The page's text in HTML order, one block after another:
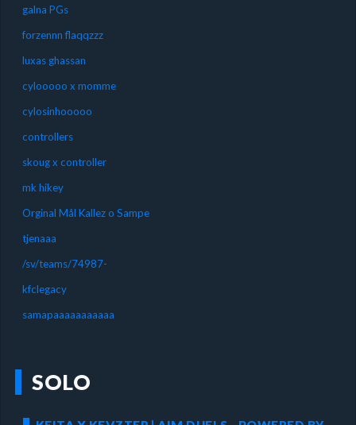
galna PGs
forzennn flaqqzzz
luxas ghassan
cylooooo x momme
cylosinhooooo
controllers
skoug x controller
mk hikey
Orginal Mål Kallez o Sampe
tjenaaa
/sv/teams/74987-
kfclegacy
samapaaaaaaaaaaa
SOLO